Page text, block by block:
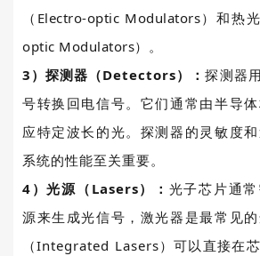
（Electro-optic Modulators）和热
optic Modulators）。
3 ）探测器（Detectors）：探测器
号转换回电信号。它们通常由半导
应特定波长的光。探测器的灵敏度
系统的性能至关重要。
4 ）光源（ Lasers）： 光子芯片通
源来生成光信号，激光器是最常见
（Integrated Lasers）可以直接在